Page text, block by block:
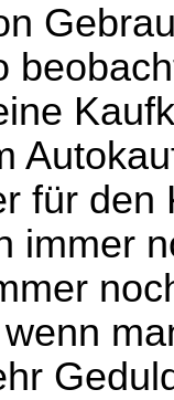
für
immer